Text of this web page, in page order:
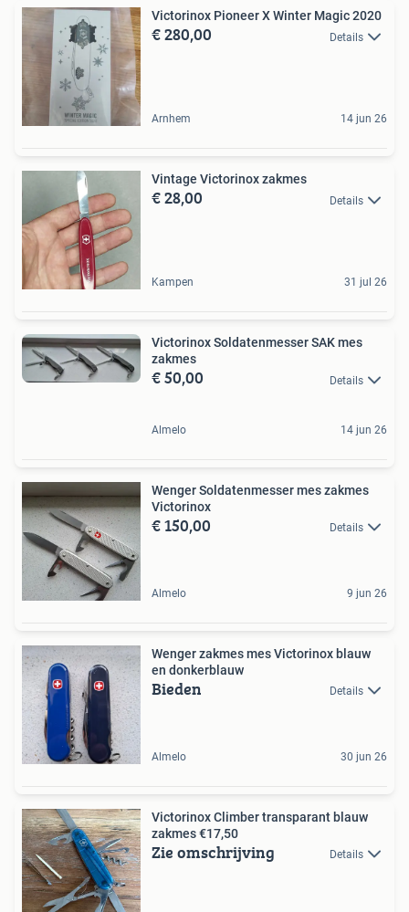
Victorinox Pioneer X Winter Magic 2020
€ 280,00 Details
Arnhem 14 jun 26
Vintage Victorinox zakmes
€ 28,00 Details
Kampen 31 jul 26
Victorinox Soldatenmesser SAK mes
zakmes
€ 50,00 Details
Almelo 14 jun 26
Wenger Soldatenmesser mes zakmes
Victorinox
€ 150,00 Details
Almelo 9 jun 26
Wenger zakmes mes Victorinox blauw
en donkerblauw
Bieden Details
Almelo 30 jun 26
Victorinox Climber transparant blauw
zakmes €17,50
Zie omschrijving Details